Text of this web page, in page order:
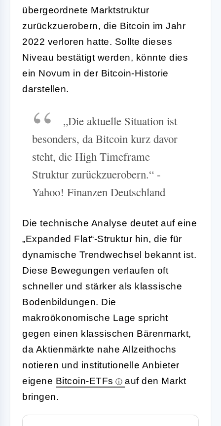
übergeordnete Marktstruktur
zurückzuerobern, die Bitcoin im Jahr
2022 verloren hatte. Sollte dieses
Niveau bestätigt werden, könnte dies
ein Novum in der Bitcoin-Historie
darstellen.
„Die aktuelle Situation ist
besonders, da Bitcoin kurz davor
steht, die High Timeframe
Struktur zurückzuerobern.“ -
Yahoo! Finanzen Deutschland
Die technische Analyse deutet auf eine
„Expanded Flat“-Struktur hin, die für
dynamische Trendwechsel bekannt ist.
Diese Bewegungen verlaufen oft
schneller und stärker als klassische
Bodenbildungen. Die
makroökonomische Lage spricht
gegen einen klassischen Bärenmarkt,
da Aktienmärkte nahe Allzeithochs
notieren und institutionelle Anbieter
eigene Bitcoin-ETFs
auf den Markt
bringen.